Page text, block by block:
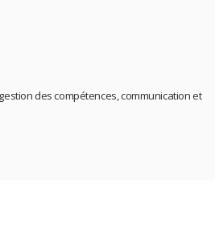
des compétences, communication et